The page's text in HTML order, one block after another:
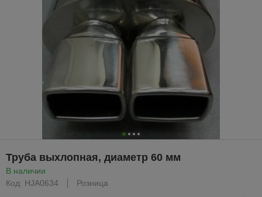
Труба выхлопная, диаметр 60 мм
В наличии
Код: HJA0634
Розница